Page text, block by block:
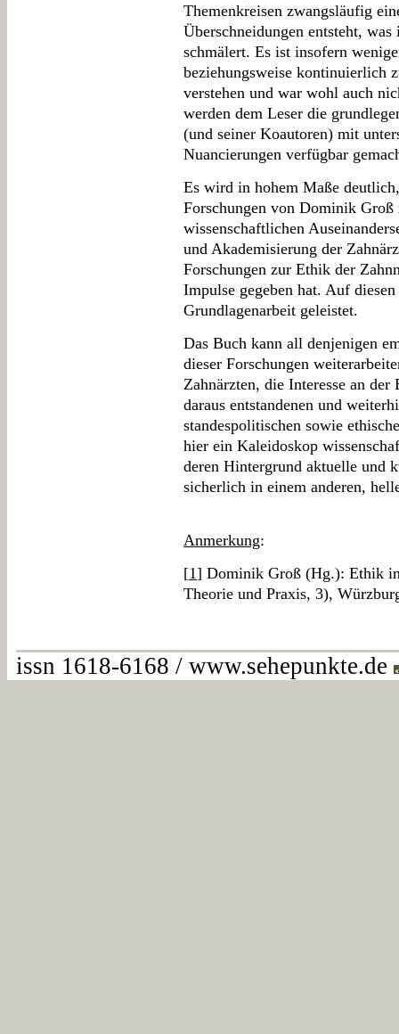
Themenkreisen zwangsläufig
Überschneidungen entsteht,
schmälert. Es ist insofern
beziehungsweise kontinuierlich
verstehen und war wohl auch
werden dem Leser die
(und seiner Koautoren) mit
Nuancierungen verfügbar
Es wird in hohem Maße
Forschungen von Dominik
wissenschaftlichen
und Akademisierung der
Forschungen zur Ethik der
Impulse gegeben hat. Auf
Grundlagenarbeit geleistet.
Das Buch kann all denjenigen
dieser Forschungen
Zahnärzten, die Interesse an
daraus entstandenen und
standespolitischen sowie
hier ein Kaleidoskop
deren Hintergrund aktuelle und
sicherlich in einem anderen,
Anmerkung:
[1] Dominik Groß (Hg.): Ethik
Theorie und Praxis, 3),
issn 1618-6168 / www.sehepunkte.de